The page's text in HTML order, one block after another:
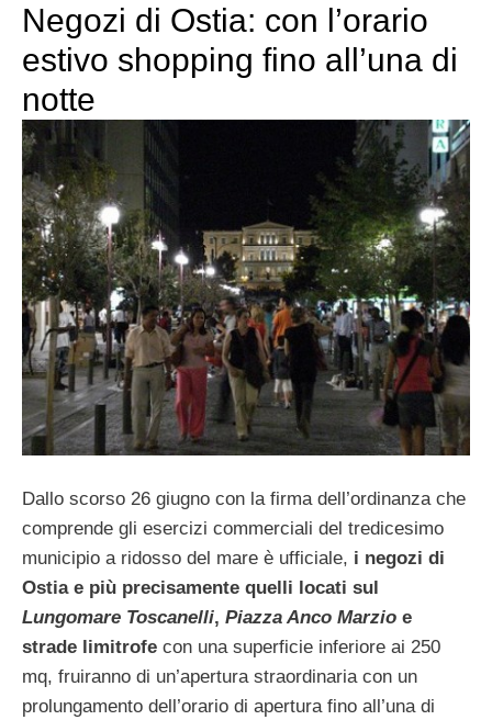
Negozi di Ostia: con l’orario
estivo shopping fino all’una di
notte
Dallo scorso 26 giugno con la firma dell’ordinanza che
comprende gli esercizi commerciali del tredicesimo
municipio a ridosso del mare è ufficiale, i negozi di
Ostia e più precisamente quelli locati sul
Lungomare Toscanelli, Piazza Anco Marzio e
strade limitrofe con una superficie inferiore ai 250
mq, fruiranno di un’apertura straordinaria con un
prolungamento dell’orario di apertura fino all’una di